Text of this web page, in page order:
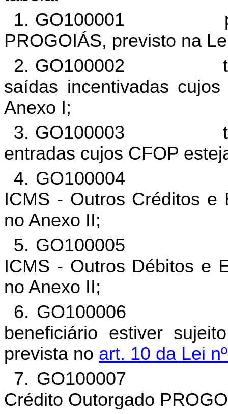
1. GO100001
PROGOIÁS, previsto na
2. GO100002 total
saídas incentivadas
Anexo I;
3. GO100003 total
entradas cujos CFOP
4. GO100004 total
ICMS - Outros Créditos e
no Anexo II;
5. GO100005 total
ICMS - Outros Débitos e
no Anexo II;
6. GO100006
beneficiário estiver
prevista no art. 10 da Lei
7. GO100007
Crédito Outorgado